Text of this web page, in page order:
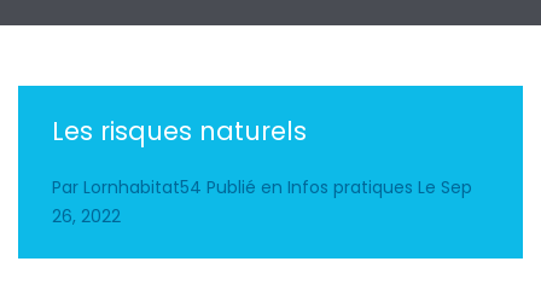
Les risques naturels
Par Lornhabitat54 Publié en Infos pratiques Le Sep
26, 2022